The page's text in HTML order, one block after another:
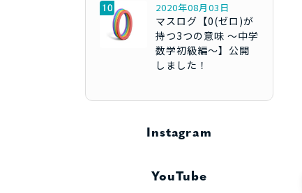
2020年08月03日
マスログ【0(ゼロ)が
持つ3つの意味 ～中学
数学初級編～】公開
しました！
Instagram
YouTube